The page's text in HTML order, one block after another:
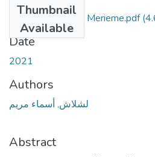
Thumbnail
Available
Lachelache-Asma Merieme.pdf
Date
2021
Authors
لشلاش, أسماء مريم
Abstract